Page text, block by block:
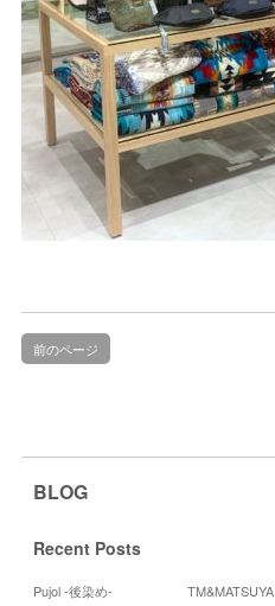
前のページ
BLOG
Recent Posts
Pujol -後染め- TM&MATSUYA